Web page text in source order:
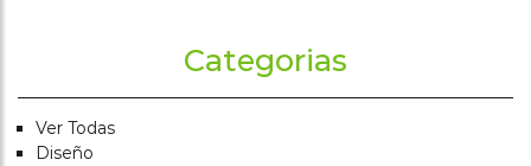
Categorias
Ver Todas
Diseño